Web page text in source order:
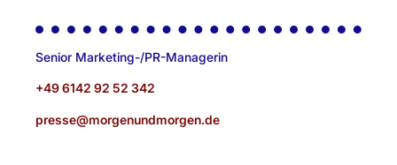
Senior Marketing-/PR-Managerin
+49 6142 92 52 342
presse@morgenundmorgen.de